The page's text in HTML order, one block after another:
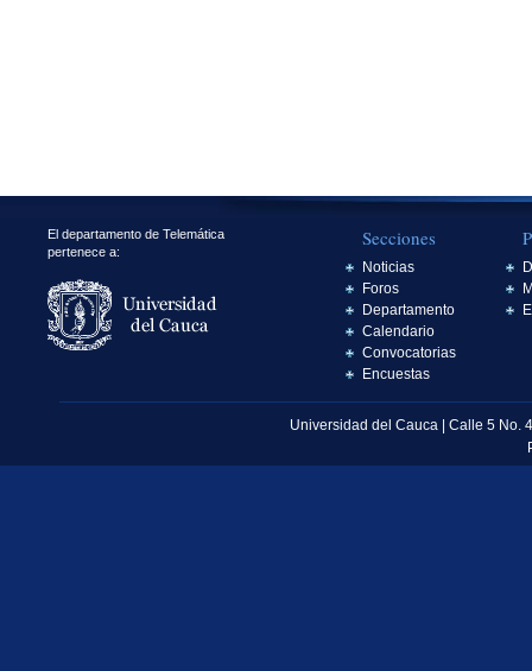
El departamento de Telemática
pertenece a:
Secciones
Noticias
Foros
Departamento
Calendario
Convocatorias
Encuestas
Universidad del Cauca | Calle 5 No.